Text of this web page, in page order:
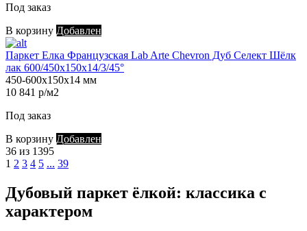
Под заказ
В корзину Добавлен
Паркет Елка Французская Lab Arte Chevron Дуб Селект Шёлк
лак 600/450х150х14/3/45°
450-600х150х14 мм
10 841 р/м2
Под заказ
В корзину Добавлен
36 из 1395
1 2 3 4 5 ... 39
Дубовый паркет ёлкой: классика с
характером